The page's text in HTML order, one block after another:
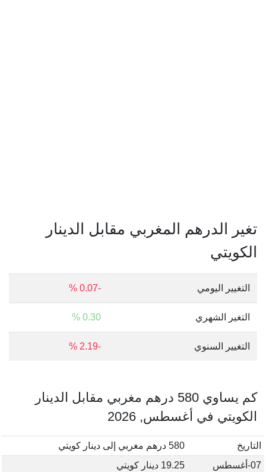
تغير الدرهم المغربي مقابل الدينار
الكويتي
التغيير اليومي -0.07 %
التغير الشهري 0.30 %
التغيير السنوي -2.19 %
كم يساوي 580 درهم مغربي مقابل الدينار
الكويتي في أغسطس, 2026
التاريخ
580 درهم مغربي إلى دينار كويتي
07-أغسطس
19.25 دينار كويتي